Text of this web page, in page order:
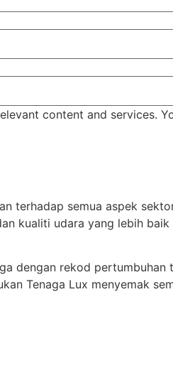
content and services.
terhadap semua aspek
kualiti udara yang lebih
dengan rekod
Tenaga Lux menyemak